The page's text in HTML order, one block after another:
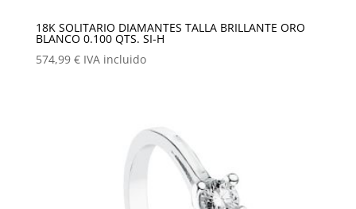
18K SOLITARIO DIAMANTES TALLA BRILLANTE ORO
BLANCO 0.100 QTS. SI-H
574,99 € IVA incluido